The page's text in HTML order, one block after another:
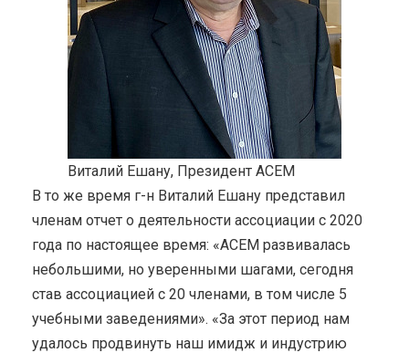
Виталий Ешану, Президент ACEM
В то же время г-н Виталий Ешану представил
членам отчет о деятельности ассоциации с 2020
года по настоящее время: «ACEM развивалась
небольшими, но уверенными шагами, сегодня
став ассоциацией с 20 членами, в том числе 5
учебными заведениями». «За этот период нам
удалось продвинуть наш имидж и индустрию